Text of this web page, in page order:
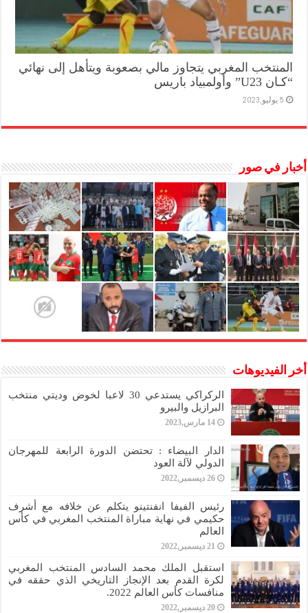
المنتخب المغربي يتجاوز مالي بصعوبة ويتأهل إلى نهائي
“كـان U23” وأولمبياد باريس
5 يوليو,2023
أخبار في صور
أخر الفيديوهات
الركراكي يستدعي 30 لاعبا لخوض وديتي منتخب
البرازيل والبيرو
14 مارس,2023
الدار البيضاء : تحتضن الدورة الرابعة للمهرجان
الدولي لآلة العود
26 ديسمبر,2022
رئيس الفيفا انفنتينو يتكلم عن خلافه مع أشرف
حكيمي في نهاية مباراة المنتخب المغربي في كأس
العالم
21 ديسمبر,2022
استقبل الملك محمد السادس المنتخب المغربي
لكرة القدم بعد الإنجاز التاريخي الذي حققه في
منافسات كأس العالم 2022.
20 ديسمبر,2022